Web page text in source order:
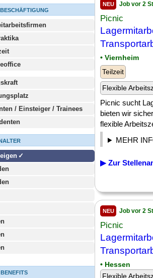
/ Einsteiger / Trainees
NEU Job vor 2
Picnic
• Viernheim
Teilzeit
Flexible
Picnic sucht
bieten wir
flexible
MEHR
▶ Zur
NEU Job vor 2
Picnic
• Hessen
Flexible